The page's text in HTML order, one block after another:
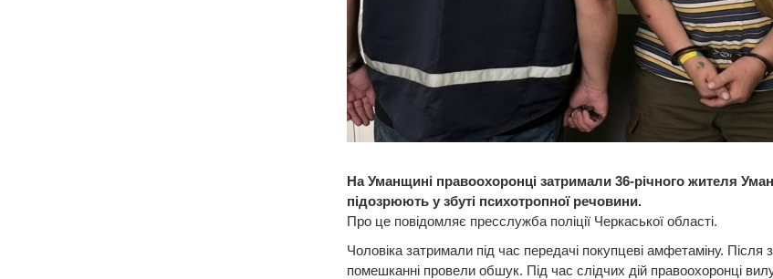
На Уманщині правоохоронці затримали 36-річного жителя
підозрюють у збуті психотропної речовини.
Про це повідомляє пресслужба поліції Черкаської області.
Чоловіка затримали під час передачі покупцеві амфетаміну. Після
помешканні провели обшук. Під час слідчих дій правоохоронці